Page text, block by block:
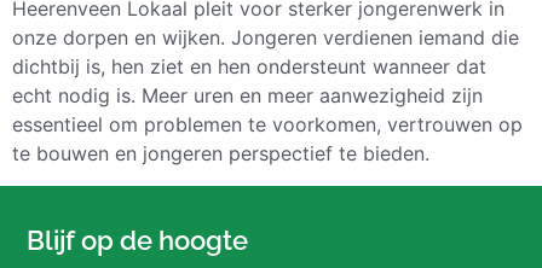
Heerenveen Lokaal pleit voor sterker jongerenwerk in
onze dorpen en wijken. Jongeren verdienen iemand die
dichtbij is, hen ziet en hen ondersteunt wanneer dat
echt nodig is. Meer uren en meer aanwezigheid zijn
essentieel om problemen te voorkomen, vertrouwen op
te bouwen en jongeren perspectief te bieden.
Blijf op de hoogte